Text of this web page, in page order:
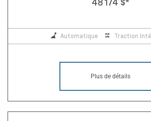
Automatique Traction
Plus de détails